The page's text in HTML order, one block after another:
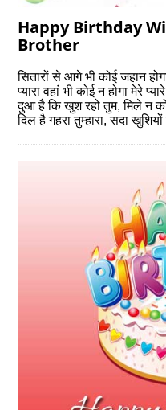
Happy Birthday
Brother
सितारों से आगे भी कोई जहान
प्यारा वहां भी कोई न होगा मेरे
दुआ है कि खुश रहो तुम, मिले न
दिल है गहरा तुम्हारा, सदा